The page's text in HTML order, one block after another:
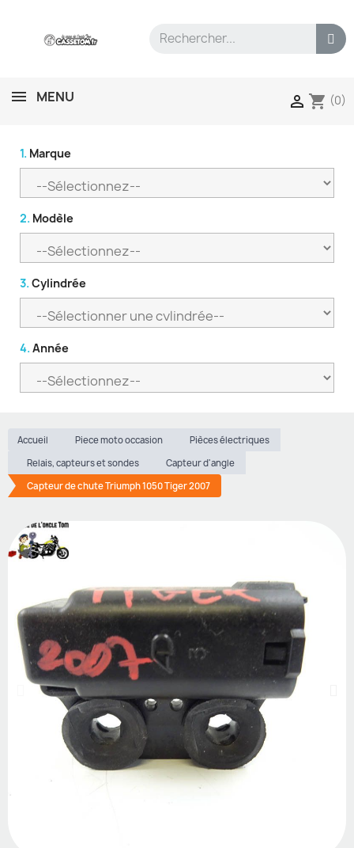
MENU  shopping_cart (0)
1. Marque
2. Modèle
3. Cylindrée
4. Année
Accueil Piece moto occasion
Pièces électriques
Relais, capteurs et sondes
Capteur d'angle
Capteur de chute Triumph 1050 Tiger 2007